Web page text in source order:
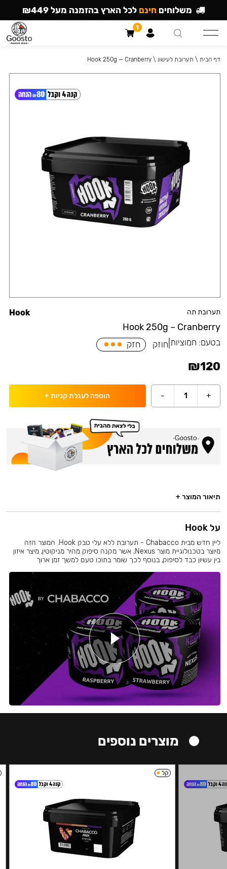
תערובת תה
Hook 250g – Cranberry
Hook
בטעם: חמוציות חוזק חזק
₪120
+
1
- הוספה לעגלת קניות +
דף הבית \ תערובת לעישון \
Hook 250g — Cranberry
תיאור המוצר +
על Hook
ליין חדש מבית Chabacco - תערובת ללא עלי טבק Hook. המוצר הזה
מיוצר בטכנולוגיית מוצר Nexus, אשר מקנה סיפוק מהיר מניקוטין, מיצר איזון
בין עשיון כבד לסיפוק, בנוסף לכך שומר בתוכו טעם למשך זמן ארוך
מוצרים נוספים
קל
משלוחים חינם לכל הארץ בהזמנה מעל ₪449
1